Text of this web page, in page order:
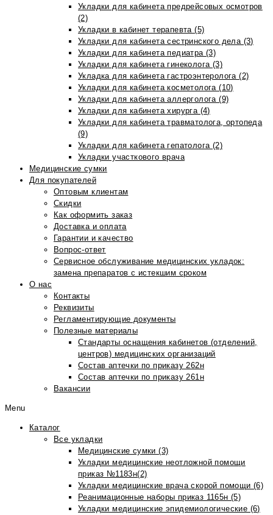
Укладки для кабинета предрейсовых осмотров
(2)
Укладки в кабинет терапевта (5)
Укладки для кабинета сестринского дела (3)
Укладки для кабинета педиатра (3)
Укладки для кабинета гинеколога (3)
Укладка для кабинета гастроэнтеролога (2)
Укладки для кабинета косметолога (10)
Укладки для кабинета аллерголога (9)
Укладки для кабинета хирурга (4)
Укладки для кабинета травматолога, ортопеда
(9)
Укладки для кабинета гепатолога (2)
Укладки участкового врача
Медицинские сумки
Для покупателей
Оптовым клиентам
Скидки
Как оформить заказ
Доставка и оплата
Гарантии и качество
Вопрос-ответ
Сервисное обслуживание медицинских укладок:
замена препаратов с истекшим сроком
О нас
Контакты
Реквизиты
Регламентирующие документы
Полезные материалы
Стандарты оснащения кабинетов (отделений,
центров) медицинских организаций
Состав аптечки по приказу 262н
Состав аптечки по приказу 261н
Вакансии
Menu
Каталог
Все укладки
Медицинские сумки (3)
Укладки медицинские неотложной помощи
приказ №1183н(2)
Укладки медицинские врача скорой помощи (6)
Реанимационные наборы приказ 1165н (5)
Укладки медицинские эпидемиологические (6)